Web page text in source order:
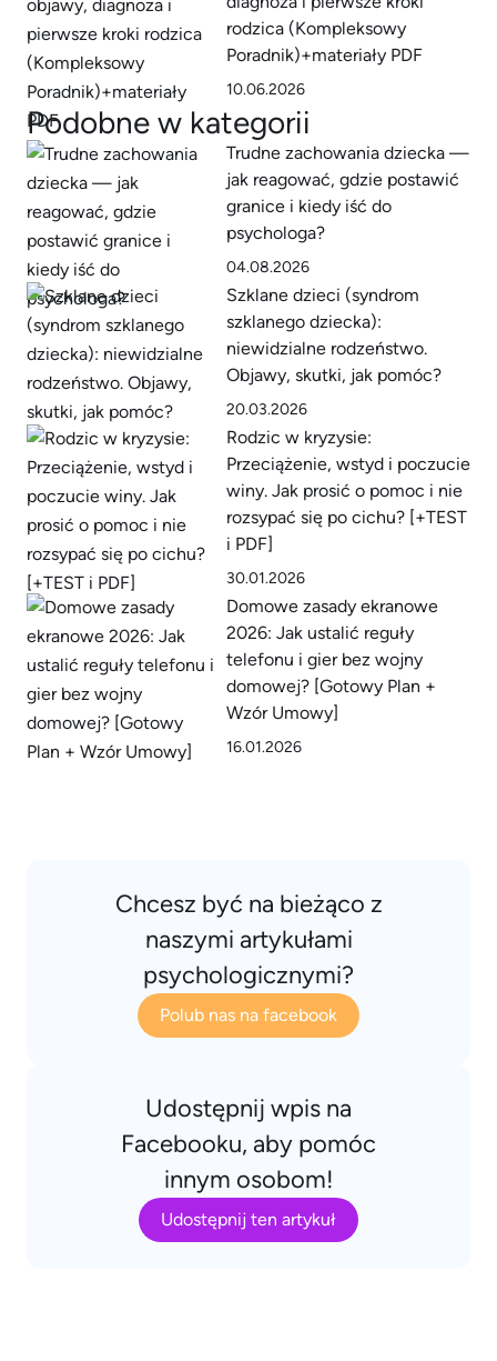
rodzica (Kompleksowy
Poradnik)+materiały PDF
10.06.2026
Podobne w kategorii
Trudne zachowania dziecka —
jak reagować, gdzie postawić
granice i kiedy iść do
psychologa?
04.08.2026
Szklane dzieci (syndrom
szklanego dziecka):
niewidzialne rodzeństwo.
Objawy, skutki, jak pomóc?
20.03.2026
Rodzic w kryzysie:
Przeciążenie, wstyd i poczucie
winy. Jak prosić o pomoc i nie
rozsypać się po cichu? [+TEST
i PDF]
30.01.2026
Domowe zasady ekranowe
2026: Jak ustalić reguły
telefonu i gier bez wojny
domowej? [Gotowy Plan +
Wzór Umowy]
16.01.2026
Chcesz być na bieżąco z
naszymi artykułami
psychologicznymi?
Polub nas na facebook
Udostępnij wpis na
Facebooku, aby pomóc
innym osobom!
Udostępnij ten artykuł